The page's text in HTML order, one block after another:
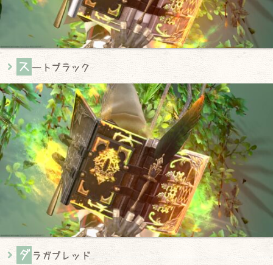
ス ートブラック
ダ ラガブレッド